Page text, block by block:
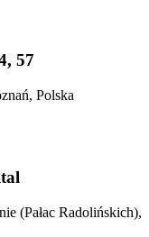
57
Polska
(Pałac Radolińskich),